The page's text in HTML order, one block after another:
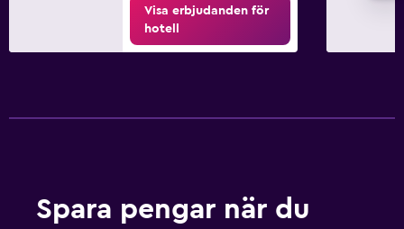
Visa erbjudanden för
hotell
Spara pengar när du